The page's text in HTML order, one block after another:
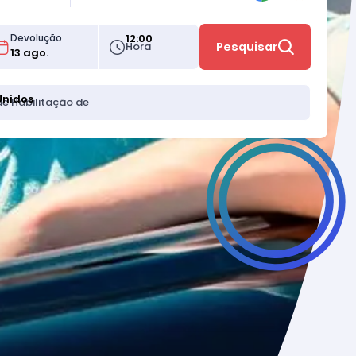
Devolução
Hora
12:00
Pesquisar
Habilitação de